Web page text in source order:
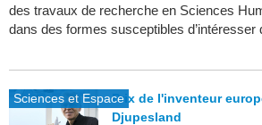
des travaux de recherche en Sciences
dans des formes susceptibles d’intéresser
Sciences et EspacePrix de l'inventeur
Djupesland